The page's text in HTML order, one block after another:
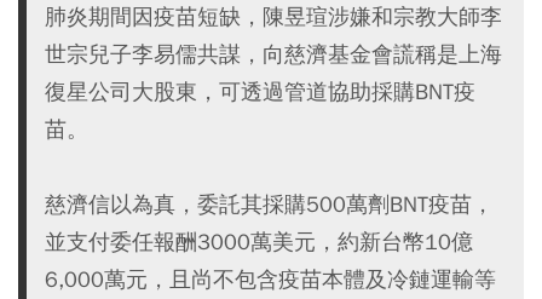
肺炎期間因疫苗短缺，陳昱瑄涉嫌和宗教大師李
世宗兒子李易儒共謀，向慈濟基金會謊稱是上海
復星公司大股東，可透過管道協助採購BNT疫
苗。
慈濟信以為真，委託其採購500萬劑BNT疫苗，
並支付委任報酬3000萬美元，約新台幣10億
6,000萬元，且尚不包含疫苗本體及冷鏈運輸等